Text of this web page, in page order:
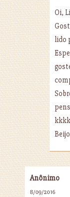
Oi,
lido
Anônimo
8/09/2016